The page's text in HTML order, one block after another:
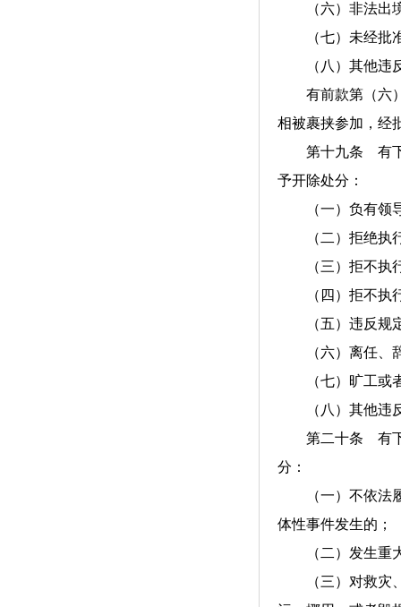
（六）非法出境
（七）未经批准
（八）其他违反
有前款第（六）
相被裹挟参加，经
第十九条 有下列
予开除处分：
（一）负有领导
（二）拒绝执行
（三）拒不执行
（四）拒不执行
（五）违反规定
（六）离任、辞
（七）旷工或者
（八）其他违反
第二十条 有下列
分：
（一）不依法履
体性事件发生的；
（二）发生重大
（三）对救灾、